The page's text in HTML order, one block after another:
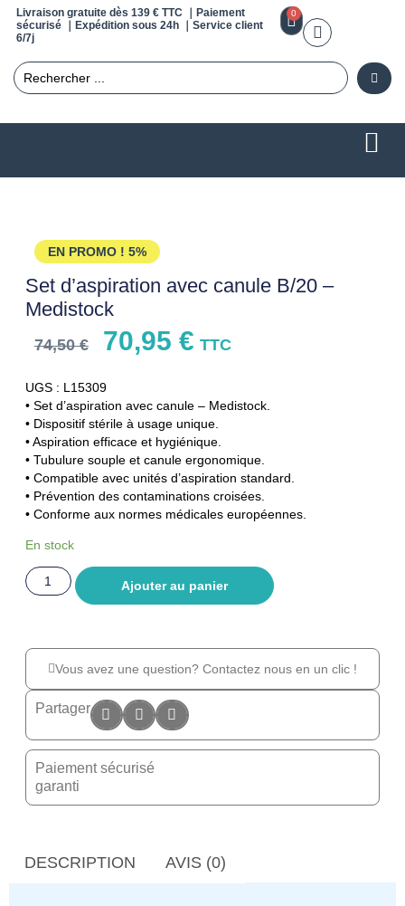
Livraison gratuite dès 139 € TTC ｜Paiement
sécurisé ｜Expédition sous 24h ｜Service client
6/7j
0
EN PROMO ! 5%
Set d’aspiration avec canule B/20 –
Medistock
74,50€ 70,95 € TTC
UGS : L15309
• Set d’aspiration avec canule – Medistock.
• Dispositif stérile à usage unique.
• Aspiration efficace et hygiénique.
• Tubulure souple et canule ergonomique.
• Compatible avec unités d’aspiration standard.
• Prévention des contaminations croisées.
• Conforme aux normes médicales européennes.
En stock
Ajouter au panier
Vous avez une question? Contactez nous en un clic !
Partager
Paiement sécurisé
garanti
DESCRIPTION AVIS (0)